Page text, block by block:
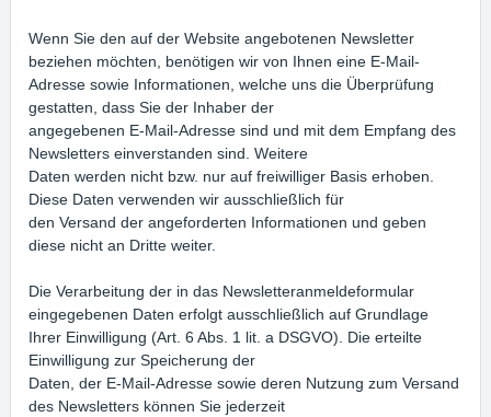
Wenn Sie den auf der Website angebotenen Newsletter
beziehen möchten, benötigen wir von Ihnen eine E-Mail-
Adresse sowie Informationen, welche uns die Überprüfung
gestatten, dass Sie der Inhaber der
angegebenen E-Mail-Adresse sind und mit dem Empfang des
Newsletters einverstanden sind. Weitere
Daten werden nicht bzw. nur auf freiwilliger Basis erhoben.
Diese Daten verwenden wir ausschließlich für
den Versand der angeforderten Informationen und geben
diese nicht an Dritte weiter.
Die Verarbeitung der in das Newsletteranmeldeformular
eingegebenen Daten erfolgt ausschließlich auf Grundlage
Ihrer Einwilligung (Art. 6 Abs. 1 lit. a DSGVO). Die erteilte
Einwilligung zur Speicherung der
Daten, der E-Mail-Adresse sowie deren Nutzung zum Versand
des Newsletters können Sie jederzeit